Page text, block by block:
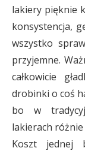
lakiery pięknie
konsystencja,
wszystko
przyjemne.
całkowicie
drobinki o coś
bo w
lakierach różnie
Koszt jednej